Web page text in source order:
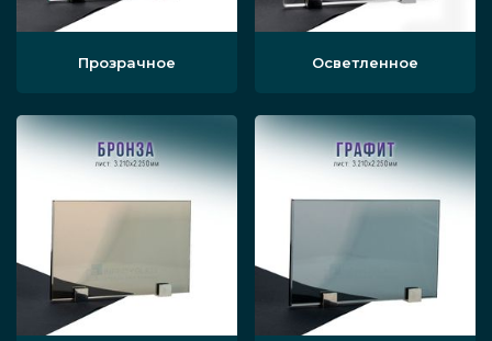
Прозрачное Осветленное